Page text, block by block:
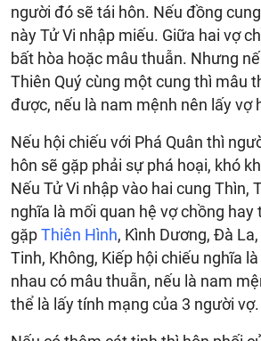
người đó sẽ tái hôn. Nếu đồng
này Tử Vi nhập miếu. Giữa hai vợ
bất hòa hoặc mâu thuẫn. Nhưng
Thiên Quý cùng một cung thì mâu
được, nếu là nam mệnh nên lấy vợ
Nếu hội chiếu với Phá Quân thì
hôn sẽ gặp phải sự phá hoại, khó
Nếu Tử Vi nhập vào hai cung Thìn,
nghĩa là mối quan hệ vợ chồng hay
gặpThiên Hình, Kình Dương, Đà
Tinh, Không, Kiếp hội chiếu nghĩa
nhau có mâu thuẫn, nếu là nam
thể là lấy tính mạng của 3 người vợ.